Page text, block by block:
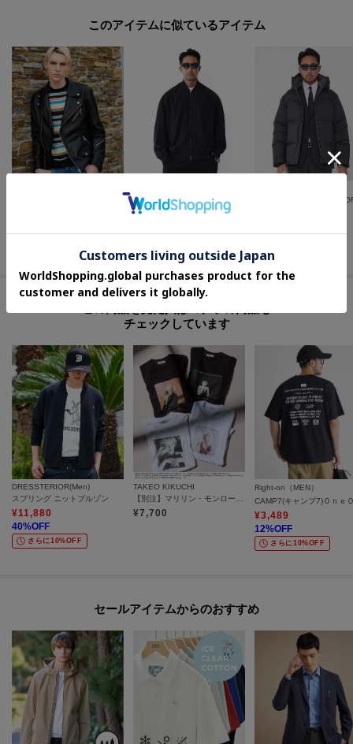
このアイテムに似ているアイテム
¥42,900
チェックしています
DRESSTERIOR(Men)
スプリング ニットブルゾン
¥11,880
40%OFF
さらに10%OFF
TAKEO KIKUCHI
¥7,700
Right-on（MEN）
¥3,489
12%OFF
さらに10%OFF
セールアイテムからのおすすめ